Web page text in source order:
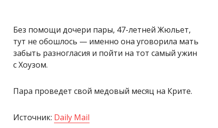
Без помощи дочери пары, 47-летней Жюльет,
тут не обошлось — именно она уговорила мать
забыть разногласия и пойти на тот самый ужин
с Хоузом.
Пара проведет свой медовый месяц на Крите.
Источник: Daily Mail